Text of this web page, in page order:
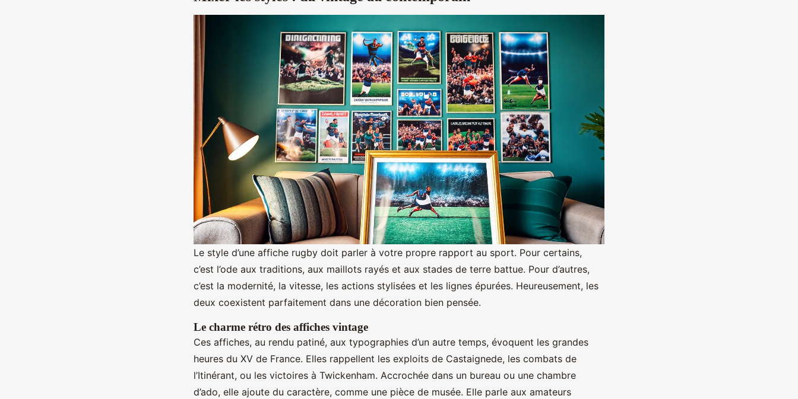
Le style d’une affiche rugby doit parler à votre propre rapport au sport. Pour certains,
c’est l’ode aux traditions, aux maillots rayés et aux stades de terre battue. Pour d’autres,
c’est la modernité, la vitesse, les actions stylisées et les lignes épurées. Heureusement, les
deux coexistent parfaitement dans une décoration bien pensée.
Le charme rétro des affiches vintage
Ces affiches, au rendu patiné, aux typographies d’un autre temps, évoquent les grandes
heures du XV de France. Elles rappellent les exploits de Castaignede, les combats de
l’Itinérant, ou les victoires à Twickenham. Accrochée dans un bureau ou une chambre
d’ado, elle ajoute du caractère, comme une pièce de musée. Elle parle aux amateurs